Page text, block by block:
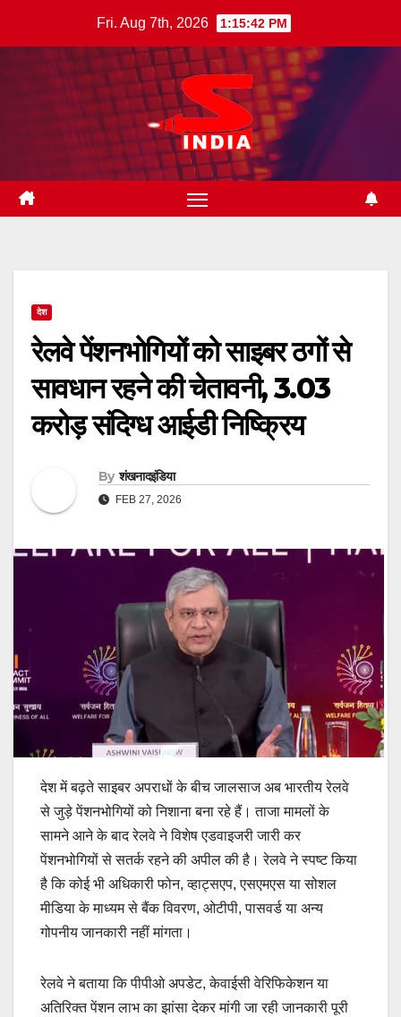
Fri. Aug 7th, 2026 1:15:43 PM
देश
रेलवे पेंशनभोगियों को साइबर ठगों से
सावधान रहने की चेतावनी, 3.03
करोड़ संदिग्ध आईडी निष्क्रिय
By शंखनादइंडिया
FEB 27, 2026
देश में बढ़ते साइबर अपराधों के बीच जालसाज अब भारतीय रेलवे
से जुड़े पेंशनभोगियों को निशाना बना रहे हैं। ताजा मामलों के
सामने आने के बाद रेलवे ने विशेष एडवाइजरी जारी कर
पेंशनभोगियों से सतर्क रहने की अपील की है। रेलवे ने स्पष्ट किया
है कि कोई भी अधिकारी फोन, व्हाट्सएप, एसएमएस या सोशल
मीडिया के माध्यम से बैंक विवरण, ओटीपी, पासवर्ड या अन्य
गोपनीय जानकारी नहीं मांगता।
रेलवे ने बताया कि पीपीओ अपडेट, केवाईसी वेरिफिकेशन या
अतिरिक्त पेंशन लाभ का झांसा देकर मांगी जा रही जानकारी पूरी